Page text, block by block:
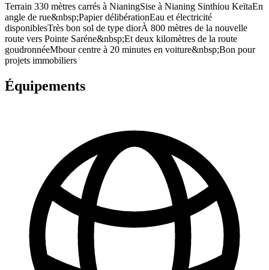
Terrain 330 mètres carrés à NianingSise à Nianing Sinthiou KeïtaEn
angle de rue&nbsp;Papier délibérationEau et électricité
disponiblesTrès bon sol de type diorÀ 800 mètres de la nouvelle
route vers Pointe Saréne&nbsp;Et deux kilomètres de la route
goudronnéeMbour centre à 20 minutes en voiture&nbsp;Bon pour
projets immobiliers
Équipements